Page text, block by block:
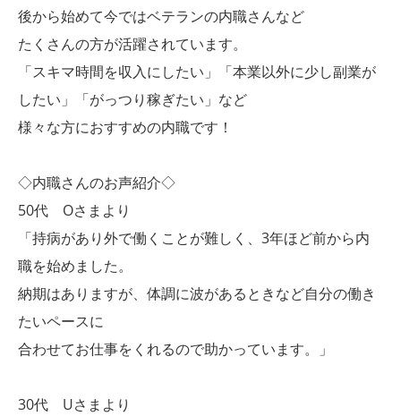
後から始めて今ではベテランの内職さんなど
たくさんの方が活躍されています。
「スキマ時間を収入にしたい」「本業以外に少し副業が
したい」「がっつり稼ぎたい」など
様々な方におすすめの内職です！
◇内職さんのお声紹介◇
50代 Oさまより
「持病があり外で働くことが難しく、3年ほど前から内
職を始めました。
納期はありますが、体調に波があるときなど自分の働き
たいペースに
合わせてお仕事をくれるので助かっています。」
30代 Uさまより